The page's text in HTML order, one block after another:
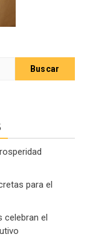
para el
celebran el